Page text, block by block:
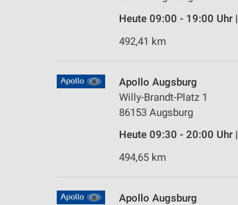
Heute 09:00 - 19:00 Uhr |
492,41 km
Apollo Augsburg
Willy-Brandt-Platz 1
86153 Augsburg
Heute 09:30 - 20:00 Uhr |
494,65 km
Apollo Augsburg